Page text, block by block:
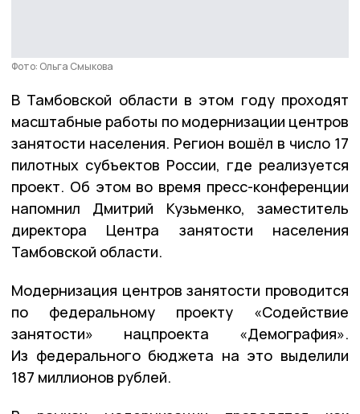
Фото: Ольга Смыкова
В Тамбовской области в этом году проходят
масштабные работы по модернизации центров
занятости населения. Регион вошёл в число 17
пилотных субъектов России, где реализуется
проект. Об этом во время пресс-конференции
напомнил Дмитрий Кузьменко, заместитель
директора Центра занятости населения
Тамбовской области.
Модернизация центров занятости проводится
по федеральному проекту «Содействие
занятости» нацпроекта «Демография».
Из федерального бюджета на это выделили
187 миллионов рублей.